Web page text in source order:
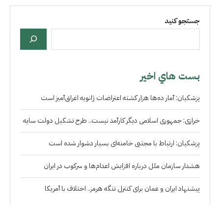
جستجو کنید
بست هاي اخير
پزشکیان: آمار ده‌ها هزار کشته اعتراضات ژانویه اغراق‌آمیز است
خرازی: جمهوری اسلامی دیگر کارآمد نیست.. طرح تشکیل دولت سایه
پزشکیان: ارتباط با مجتبی خامنه‌ای بسیار دشوار شده است
هشدار سازمان ملل درباره افزایش اعدام‌ها و سرکوب در ایران
پیشنهاد ایران و عمان برای کنترل تنگه هرمز.. اختلاف با آمریکا